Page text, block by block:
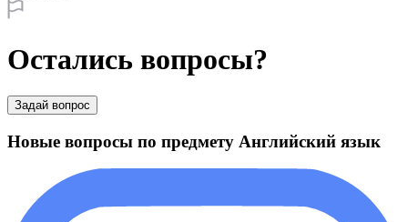
Остались вопросы?
Задай вопрос
Новые вопросы по предмету Английский язык